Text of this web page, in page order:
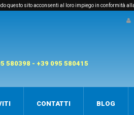
questo sito acconsenti al loro impiego in conformità
580398 - +39 095 580415
CONTATTI BLOG